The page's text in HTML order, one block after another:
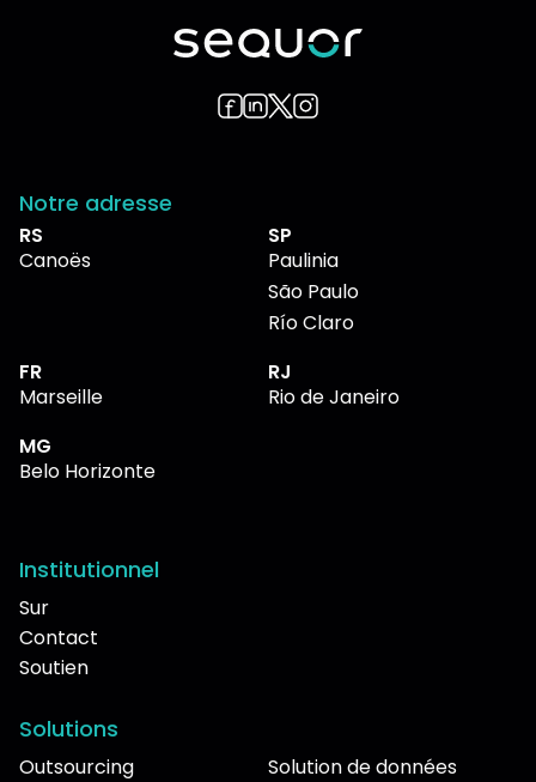
Notre adresse
RS
Canoës
SP
Paulinia
São Paulo
Río Claro
FR
Marseille
RJ
Rio de Janeiro
MG
Belo Horizonte
Institutionnel
Sur
Contact
Soutien
Solutions
Outsourcing
Solution de données